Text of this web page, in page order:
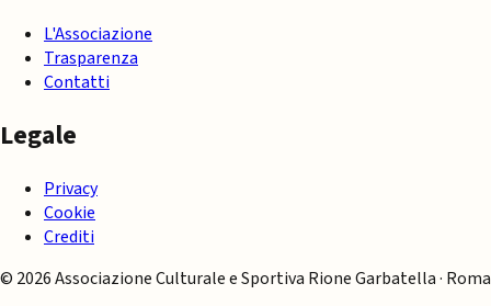
L'Associazione
Trasparenza
Contatti
Legale
Privacy
Cookie
Crediti
© 2026 Associazione Culturale e Sportiva Rione Garbatella · Roma